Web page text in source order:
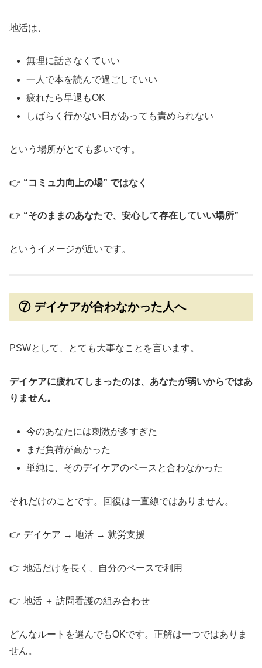
地活は、
無理に話さなくていい
一人で本を読んで過ごしていい
疲れたら早退もOK
しばらく行かない日があっても責められない
という場所がとても多いです。
👉 “コミュ力向上の場” ではなく
👉 “そのままのあなたで、安心して存在していい場所”
というイメージが近いです。
⑦ デイケアが合わなかった人へ
PSWとして、とても大事なことを言います。
デイケアに疲れてしまったのは、あなたが弱いからではあ
りません。
今のあなたには刺激が多すぎた
まだ負荷が高かった
単純に、そのデイケアのペースと合わなかった
それだけのことです。回復は一直線ではありません。
👉 デイケア → 地活 → 就労支援
👉 地活だけを長く、自分のペースで利用
👉 地活 ＋ 訪問看護の組み合わせ
どんなルートを選んでもOKです。正解は一つではありま
せん。